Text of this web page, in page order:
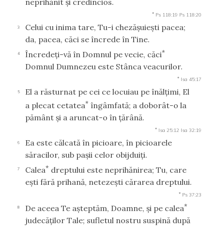
* Ps 118:19 Ps 118:20
3
Celui cu inima tare, Tu-i chezăşuieşti pacea;
da, pacea, căci se încrede în Tine.
4 Încredeţi-vă în Domnul pe vecie, căci*
Domnul Dumnezeu este Stânca veacurilor.
* Isa 45:17
5
El a răsturnat pe cei ce locuiau pe înălţimi, El
a plecat cetatea* îngâmfată; a doborât-o la
pământ şi a aruncat-o în ţărână.
* Isa 25:12 Isa 32:19
6
Ea este călcată în picioare, în picioarele
săracilor, sub paşii celor obijduiţi.
7 Calea* dreptului este neprihănirea; Tu, care
eşti fără prihană, netezeşti cărarea dreptului.
* Ps 37:23
8 De aceea Te aşteptăm, Doamne, şi pe calea*
judecăţilor Tale; sufletul nostru suspină după